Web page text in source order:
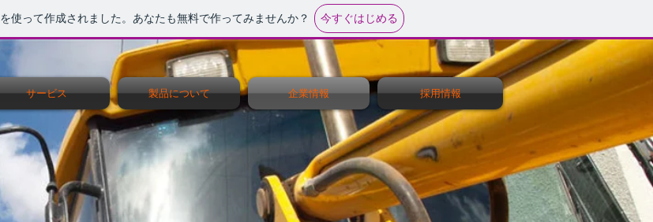
を使って作成されました。あなたも無料で作ってみませんか？ 今すぐはじめる
サービス 製品について 企業情報 採用情報